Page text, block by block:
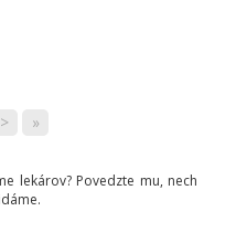
> »
lekárov? Povedzte mu, nech